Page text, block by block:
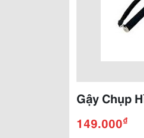
Gậy Chụp
149.000₫